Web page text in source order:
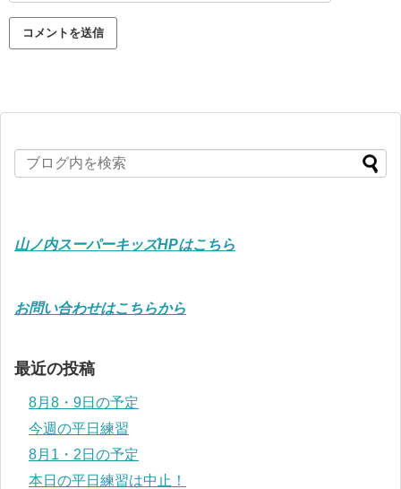
山ノ内スーパーキッズHPはこちら
お問い合わせはこちらから
最近の投稿
8月8・9日の予定
今週の平日練習
8月1・2日の予定
本日の平日練習は中止！